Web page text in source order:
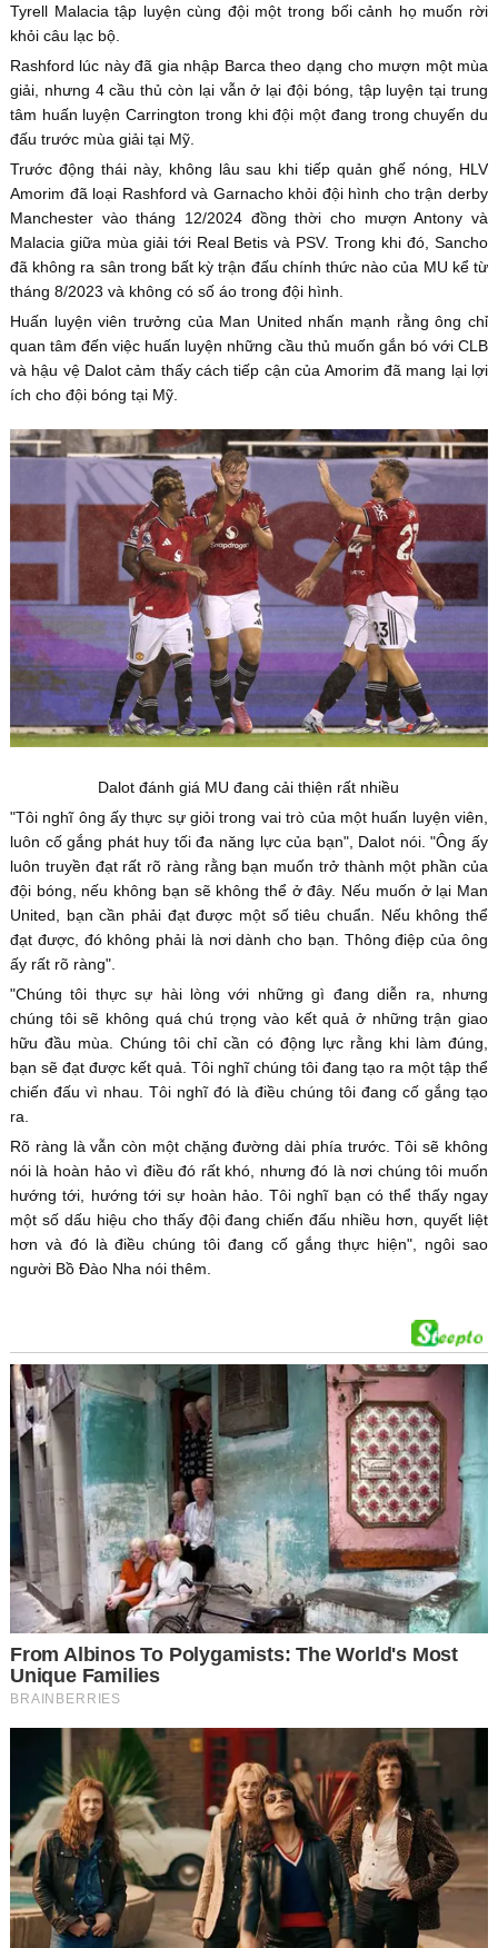
Tyrell Malacia tập luyện cùng đội một trong bối cảnh họ muốn rời
khỏi câu lạc bộ.
Rashford lúc này đã gia nhập Barca theo dạng cho mượn một mùa
giải, nhưng 4 cầu thủ còn lại vẫn ở lại đội bóng, tập luyện tại trung
tâm huấn luyện Carrington trong khi đội một đang trong chuyến du
đấu trước mùa giải tại Mỹ.
Trước động thái này, không lâu sau khi tiếp quản ghế nóng, HLV
Amorim đã loại Rashford và Garnacho khỏi đội hình cho trận derby
Manchester vào tháng 12/2024 đồng thời cho mượn Antony và
Malacia giữa mùa giải tới Real Betis và PSV. Trong khi đó, Sancho
đã không ra sân trong bất kỳ trận đấu chính thức nào của MU kể từ
tháng 8/2023 và không có số áo trong đội hình.
Huấn luyện viên trưởng của Man United nhấn mạnh rằng ông chỉ
quan tâm đến việc huấn luyện những cầu thủ muốn gắn bó với CLB
và hậu vệ Dalot cảm thấy cách tiếp cận của Amorim đã mang lại lợi
ích cho đội bóng tại Mỹ.
Dalot đánh giá MU đang cải thiện rất nhiều
"Tôi nghĩ ông ấy thực sự giỏi trong vai trò của một huấn luyện viên,
luôn cố gắng phát huy tối đa năng lực của bạn", Dalot nói. "Ông ấy
luôn truyền đạt rất rõ ràng rằng bạn muốn trở thành một phần của
đội bóng, nếu không bạn sẽ không thể ở đây. Nếu muốn ở lại Man
United, bạn cần phải đạt được một số tiêu chuẩn. Nếu không thể
đạt được, đó không phải là nơi dành cho bạn. Thông điệp của ông
ấy rất rõ ràng".
"Chúng tôi thực sự hài lòng với những gì đang diễn ra, nhưng
chúng tôi sẽ không quá chú trọng vào kết quả ở những trận giao
hữu đầu mùa. Chúng tôi chỉ cần có động lực rằng khi làm đúng,
bạn sẽ đạt được kết quả. Tôi nghĩ chúng tôi đang tạo ra một tập thể
chiến đấu vì nhau. Tôi nghĩ đó là điều chúng tôi đang cố gắng tạo
ra.
Rõ ràng là vẫn còn một chặng đường dài phía trước. Tôi sẽ không
nói là hoàn hảo vì điều đó rất khó, nhưng đó là nơi chúng tôi muốn
hướng tới, hướng tới sự hoàn hảo. Tôi nghĩ bạn có thể thấy ngay
một số dấu hiệu cho thấy đội đang chiến đấu nhiều hơn, quyết liệt
hơn và đó là điều chúng tôi đang cố gắng thực hiện", ngôi sao
người Bồ Đào Nha nói thêm.